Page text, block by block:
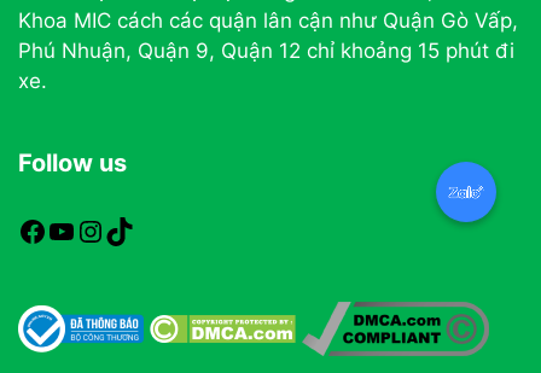
Khoa MIC cách các quận lân cận như Quận Gò Vấp,
Phú Nhuận, Quận 9, Quận 12 chỉ khoảng 15 phút đi
xe.
Follow us
https://www.facebook.com/nhakhoamic
https://www.youtube.com
https://www.instagram.com